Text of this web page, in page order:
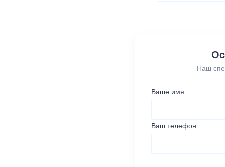
Наш
Ваше имя
Ваш телефон